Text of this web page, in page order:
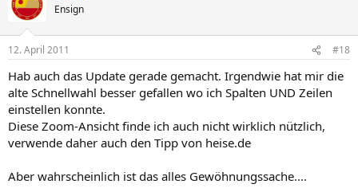
Ensign
12. April 2011 #18
Hab auch das Update gerade gemacht. Irgendwie hat mir die
alte Schnellwahl besser gefallen wo ich Spalten UND Zeilen
einstellen konnte.
Diese Zoom-Ansicht finde ich auch nicht wirklich nützlich,
verwende daher auch den Tipp von heise.de
Aber wahrscheinlich ist das alles Gewöhnungssache....